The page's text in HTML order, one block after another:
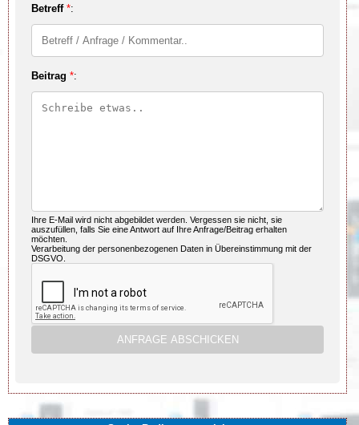
Betreff *:
Beitrag *:
Ihre E-Mail wird nicht abgebildet werden. Vergessen sie nicht, sie
auszufüllen, falls Sie eine Antwort auf Ihre Anfrage/Beitrag erhalten
möchten.
Verarbeitung der personenbezogenen Daten in Übereinstimmung mit der
DSGVO.